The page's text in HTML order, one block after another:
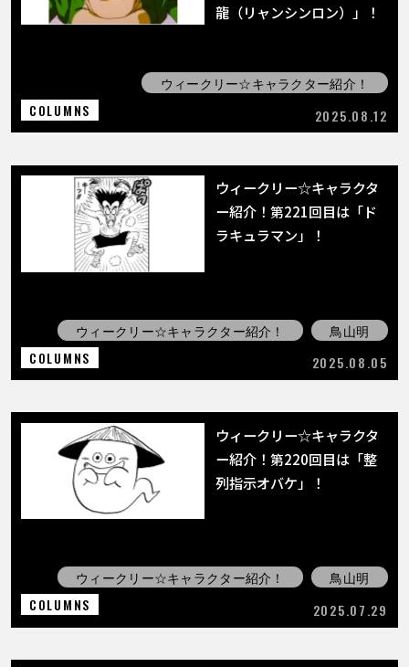
龍（リャンシンロン）」！
ウィークリー☆キャラクター紹介！
COLUMNS
2025.08.12
ウィークリー☆キャラクタ
ー紹介！第221回目は「ド
ラキュラマン」！
ウィークリー☆キャラクター紹介！
鳥山明
COLUMNS
2025.08.05
ウィークリー☆キャラクタ
ー紹介！第220回目は「整
列指示オバケ」！
ウィークリー☆キャラクター紹介！
鳥山明
COLUMNS
2025.07.29